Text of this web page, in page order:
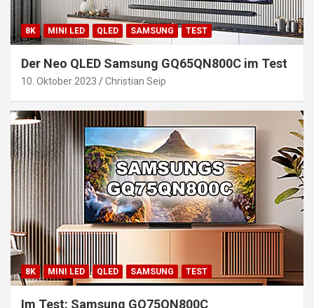
8K MINI LED QLED SAMSUNG TEST
Der Neo QLED Samsung GQ65QN800C im Test
10. Oktober 2023 Christian Seip
8K MINI LED QLED SAMSUNG TEST
Im Test: Samsung GQ75QN800C